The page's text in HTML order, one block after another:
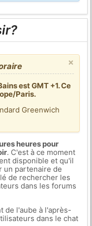
×
est GMT +1. Ce
Paris.
Greenwich
heures pour
. C'est à ce moment
disponible et qu'il
un partenaire de
de rechercher les
dans les forums
de l'aube à l'après-
dans le chat